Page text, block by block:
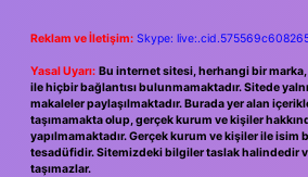
Reklam ve İletişim: Skype:
Yasal Uyarı: Bu internet sitesi, herhangi bir
ile hiçbir bağlantısı bulunmamaktadır. Sitede
makaleler paylaşılmaktadır. Burada yer alan
taşımamakta olup, gerçek kurum ve kişiler
yapılmamaktadır. Gerçek kurum ve kişiler ile isim
tesadüfidir. Sitemizdeki bilgiler taslak halindedir
taşımazlar.